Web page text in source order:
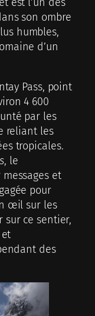
son ombre
humbles,
d’un
Pass, point
4 600
par les
reliant les
tropicales.
, le
et
pour
œil sur les
sur ce sentier,
des